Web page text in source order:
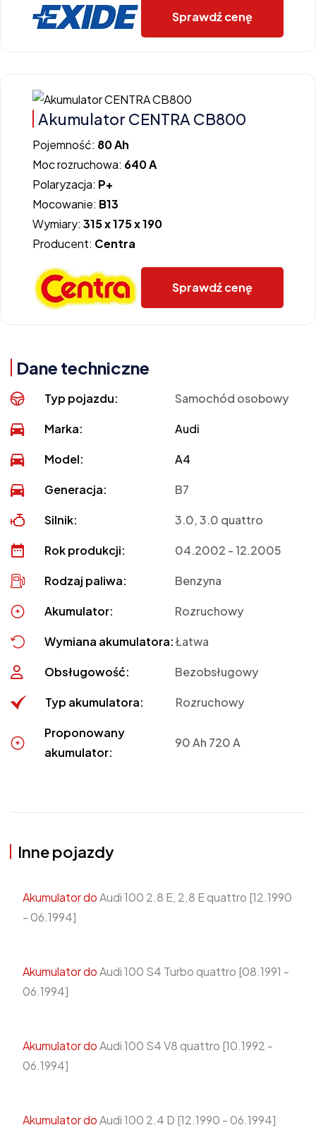
Sprawdź cenę
Akumulator CENTRA CB800
Pojemność: 80 Ah
Moc rozruchowa: 640 A
Polaryzacja: P+
Mocowanie: B13
Wymiary: 315 x 175 x 190
Producent: Centra
Sprawdź cenę
Dane techniczne
Typ pojazdu: Samochód osobowy
Marka: Audi
Model: A4
Generacja: B7
Silnik: 3.0, 3.0 quattro
Rok produkcji: 04.2002 - 12.2005
Rodzaj paliwa: Benzyna
Akumulator: Rozruchowy
Wymiana akumulatora:Łatwa
Obsługowość: Bezobsługowy
Typ akumulatora: Rozruchowy
Proponowany
akumulator:
90 Ah 720 A
Inne pojazdy
Akumulator doAudi 100 2.8 E, 2.8 E quattro [12.1990
- 06.1994]
Akumulator doAudi 100 S4 Turbo quattro [08.1991 -
06.1994]
Akumulator doAudi 100 S4 V8 quattro [10.1992 -
06.1994]
Akumulator doAudi 100 2.4 D [12.1990 - 06.1994]